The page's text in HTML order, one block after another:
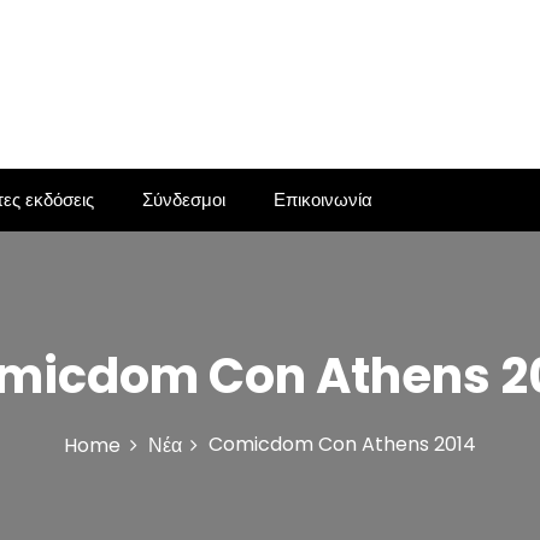
εκδόσεις Σύνδεσμοι Επικοινωνία
Con Athens
Home Νέα Comicdom Con Athens 2014